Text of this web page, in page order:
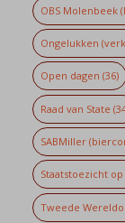
OBS Molenbeek
Ongelukken
Open dagen (36)
Raad van State
SABMiller
Staatstoezicht
Tweede